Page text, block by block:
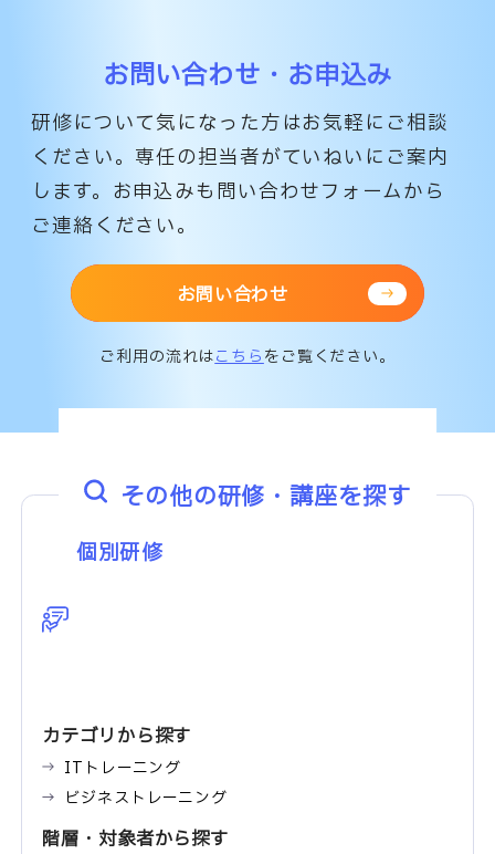
お問い合わせ・お申込み
研修について気になった方はお気軽にご相談
ください。専任の担当者がていねいにご案内
します。 お申込みも問い合わせフォームから
ご連絡ください。
お問い合わせ
ご利用の流れはこちらをご覧ください。
その他の研修・講座を探す
個別研修
カテゴリから探す
ITトレーニング
ビジネストレーニング
階層・対象者から探す